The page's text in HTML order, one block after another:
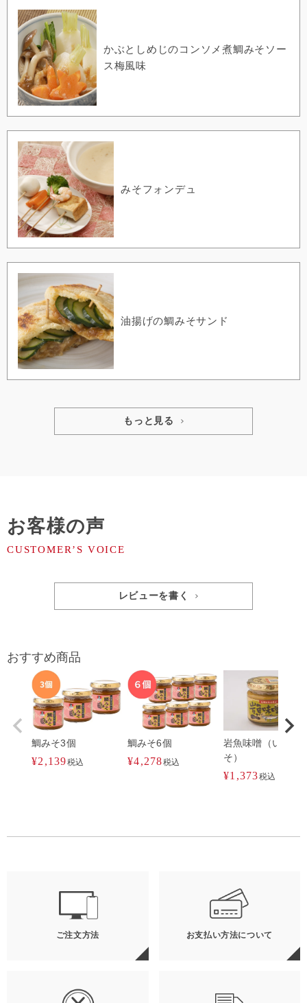
かぶとしめじのコンソメ煮鯛みそソー
ス梅風味
みそフォンデュ
油揚げの鯛みそサンド
もっと見る
お客様の声
レビューを書く
おすすめ商品
鯛みそ3個
¥2,139税込
鯛みそ6個
¥4,278税込
岩魚味噌（いわな
そ）
¥1,373税込
ご注文方法 お支払い方法について